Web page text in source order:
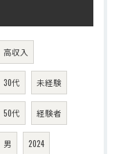
高収入
30代 未経験
50代 経験者
男 2024